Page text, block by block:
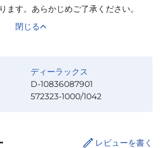
ます。あらかじめご了承ください。
閉じる
ディーラックス
D-10836087901
572323-1000/1042
レビューを書く